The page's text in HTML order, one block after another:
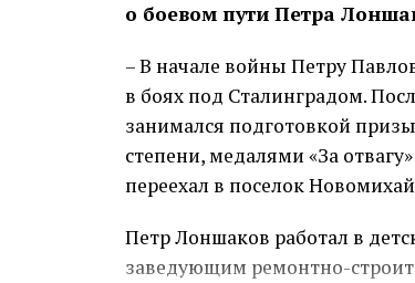
о боевом пути Петра
– В начале войны Петру
в боях под Сталинградом.
занимался подготовкой
степени, медалями «За
переехал в поселок
Петр Лоншаков работал в
заведующим ремонтно-